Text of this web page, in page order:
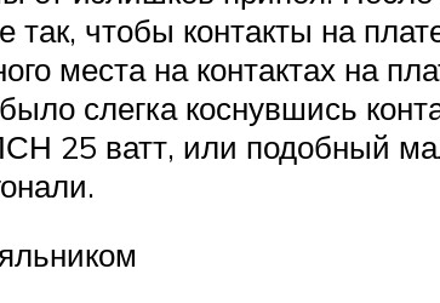
чтобы контакты на
места на контактах на
слегка коснувшись
25 ватт, или подобный